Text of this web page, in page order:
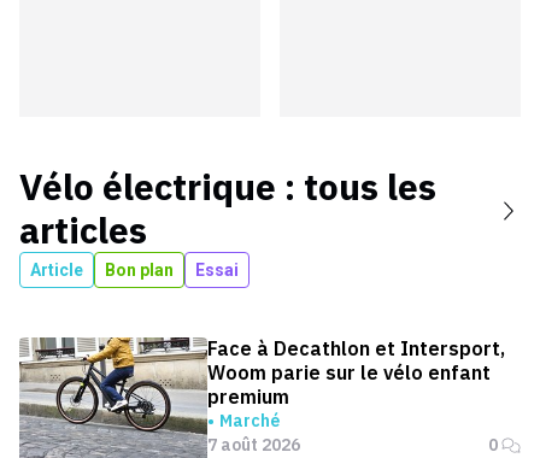
Vélo électrique : tous les
articles
Article Bon plan Essai
Face à Decathlon et Intersport,
Woom parie sur le vélo enfant
premium
Marché
7 août 2026
0